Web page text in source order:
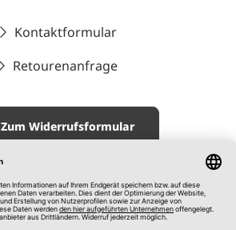
Kontaktformular
Retourenanfrage
Zum Widerrufsformular
Impressum
AGB